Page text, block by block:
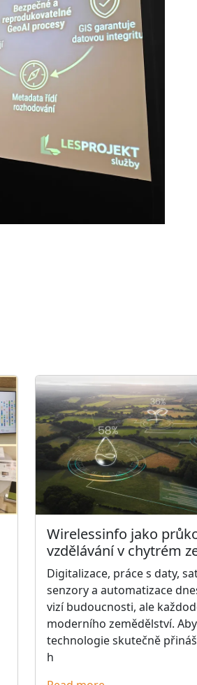
Wirelessinfo jako
vzdělávání v chytrém
Digitalizace, práce s daty,
senzory a automatizace
vizí budoucnosti, ale
moderního zemědělství.
technologie skutečně
h